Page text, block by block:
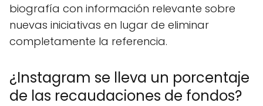
biografía con información relevante sobre
nuevas iniciativas en lugar de eliminar
completamente la referencia.
¿Instagram se lleva un porcentaje
de las recaudaciones de fondos?